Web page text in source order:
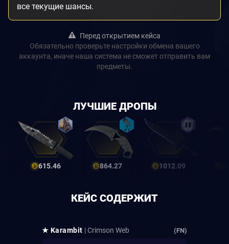
все текущие шансы.
Перед открытием кейса
Обязательно проверьте настройки обмена вашего
аккаунта, иначе наша система не сможет отправить вам
предметы.
ЛУЧШИЕ ДРОПЫ
615.46 864.27 1012.09
КЕЙС СОДЕРЖИТ
★ Karambit | Crimson Web (FN)